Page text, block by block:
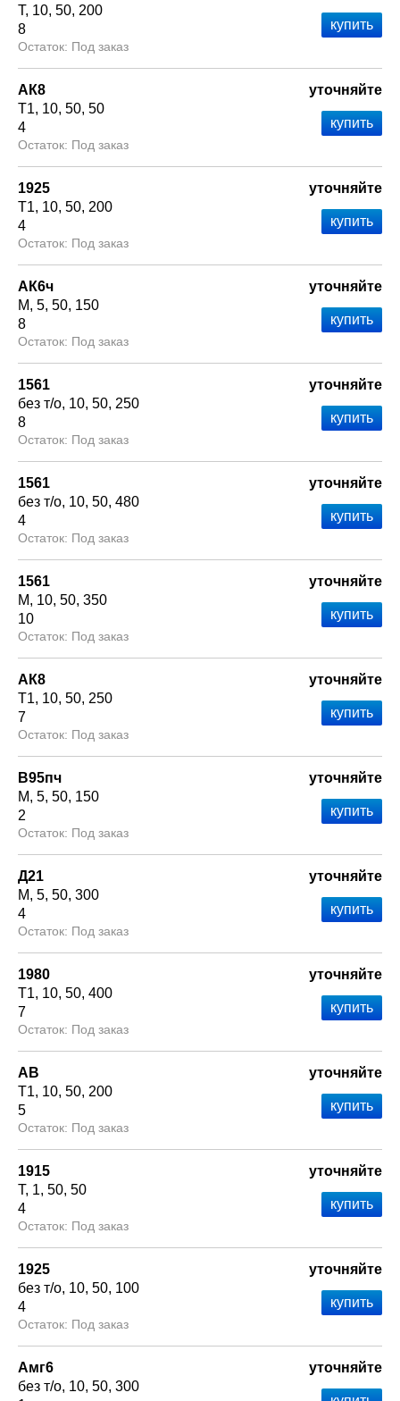
Т 10 50 200
8
Под заказ
АК8
Т1 10 50 50
4
Под заказ
уточняйте
1925
Т1 10 50 200
4
Под заказ
уточняйте
АК6ч
М 5 50 150
8
Под заказ
уточняйте
1561
без т/о 10 50 250
8
Под заказ
уточняйте
1561
без т/о 10 50 480
4
Под заказ
уточняйте
1561
М
10 50 350
10
Под заказ
уточняйте
АК8
Т1 10 50 250
7
Под заказ
уточняйте
В95пч
М 5 50 150
2
Под заказ
уточняйте
Д21
М 5 50 300
4
Под заказ
уточняйте
1980
Т1 10 50 400
7
Под заказ
уточняйте
АВ
Т1 10 50 200
5
Под заказ
уточняйте
1915
Т 1 50 50
4
Под заказ
уточняйте
1925
без т/о 10 50 100
4
Под заказ
уточняйте
Амг6
без т/о 10 50 300
уточняйте